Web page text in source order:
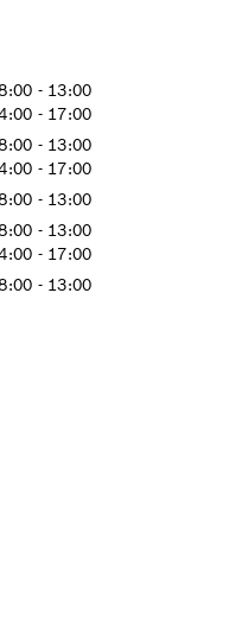
- 13:00
- 17:00
- 13:00
- 17:00
- 13:00
- 13:00
- 17:00
- 13:00